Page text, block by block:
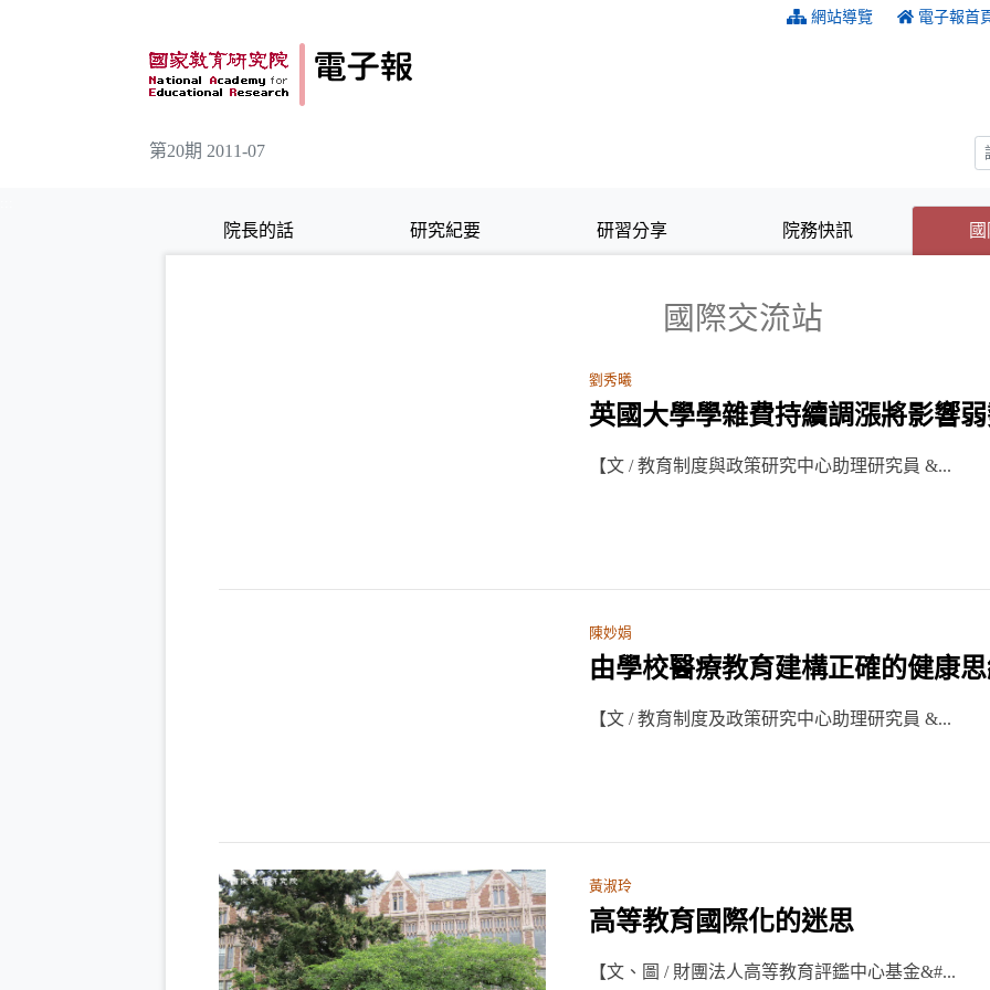
網站導覽 電子報首
第20期 2011-07
院長的話 研究紀要 研習分享 院務快訊
國際交流站
劉秀曦
英國大學學雜費持續調漲將影響
【文 / 教育制度與政策研究中心助理研究員 &...
陳妙娟
由學校醫療教育建構正確的健康
【文 / 教育制度及政策研究中心助理研究員 &...
黃淑玲
高等教育國際化的迷思
【文、圖 / 財團法人高等教育評鑑中心基金&#...